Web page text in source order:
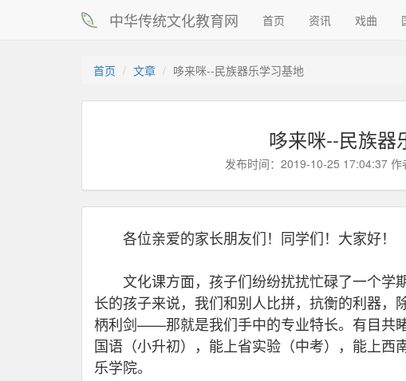
中华传统文化教育网 首页 资讯 戏曲
首页 文章 哆来咪--民族器乐学习基地
哆来咪--民族器
发布时间：2019-10-25 17:04:37 作
各位亲爱的家长朋友们！同学们！大家好！
文化课方面，孩子们纷纷扰扰忙碌了一个学
长的孩子来说，我们和别人比拼，抗衡的利器，
柄利剑——那就是我们手中的专业特长。有目共
国语（小升初），能上省实验（中考），能上西
乐学院。